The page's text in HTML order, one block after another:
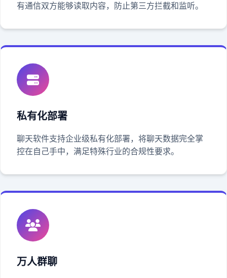
有通信双方能够读取内容，防止第三方拦截和监听。
私有化部署
聊天软件支持企业级私有化部署，将聊天数据完全掌
控在自己手中，满足特殊行业的合规性要求。
万人群聊